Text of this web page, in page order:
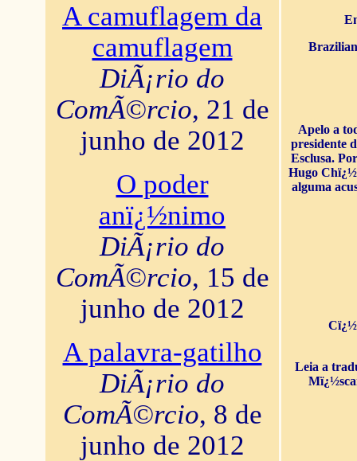
A camuflagem da
camuflagem
DiÃ¡rio do
ComÃ©rcio, 21 de
junho de 2012
O poder
anï¿½nimo
DiÃ¡rio do
ComÃ©rcio, 15 de
junho de 2012
A palavra-gatilho
DiÃ¡rio do
ComÃ©rcio, 8 de
junho de 2012
Apelo a
presidente
Esclusa.
Hugo
alguma
Leia a